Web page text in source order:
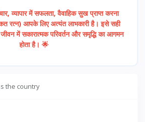
व्यापार में सफलता, वैवाहिक सुख प्राप्त करना
रत्न) आपके लिए अत्यंत लाभकारी है। इसे सही
में सकारात्मक परिवर्तन और समृद्धि का आगमन
होता है। 🌟
the country